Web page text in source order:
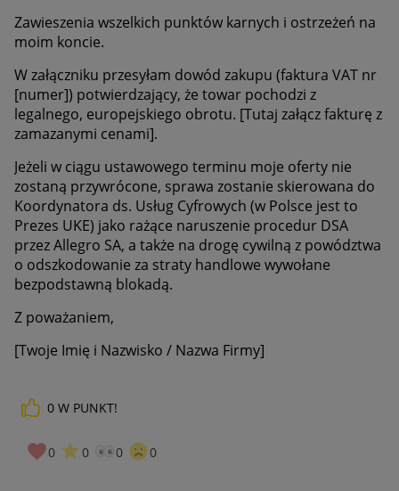
Zawieszenia wszelkich punktów karnych i ostrzeżeń na
moim koncie.
W załączniku przesyłam dowód zakupu (faktura VAT nr
[numer]) potwierdzający, że towar pochodzi z
legalnego, europejskiego obrotu. [Tutaj załącz fakturę z
zamazanymi cenami].
Jeżeli w ciągu ustawowego terminu moje oferty nie
zostaną przywrócone, sprawa zostanie skierowana do
Koordynatora ds. Usług Cyfrowych (w Polsce jest to
Prezes UKE) jako rażące naruszenie procedur DSA
przez Allegro SA, a także na drogę cywilną z powództwa
o odszkodowanie za straty handlowe wywołane
bezpodstawną blokadą.
Z poważaniem,
[Twoje Imię i Nazwisko / Nazwa Firmy]
0 W PUNKT!
0 0 0 0